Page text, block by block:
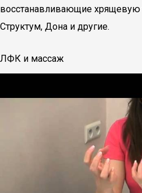
восстанавливающие хрящевую
Структум, Дона и другие.
ЛФК и массаж